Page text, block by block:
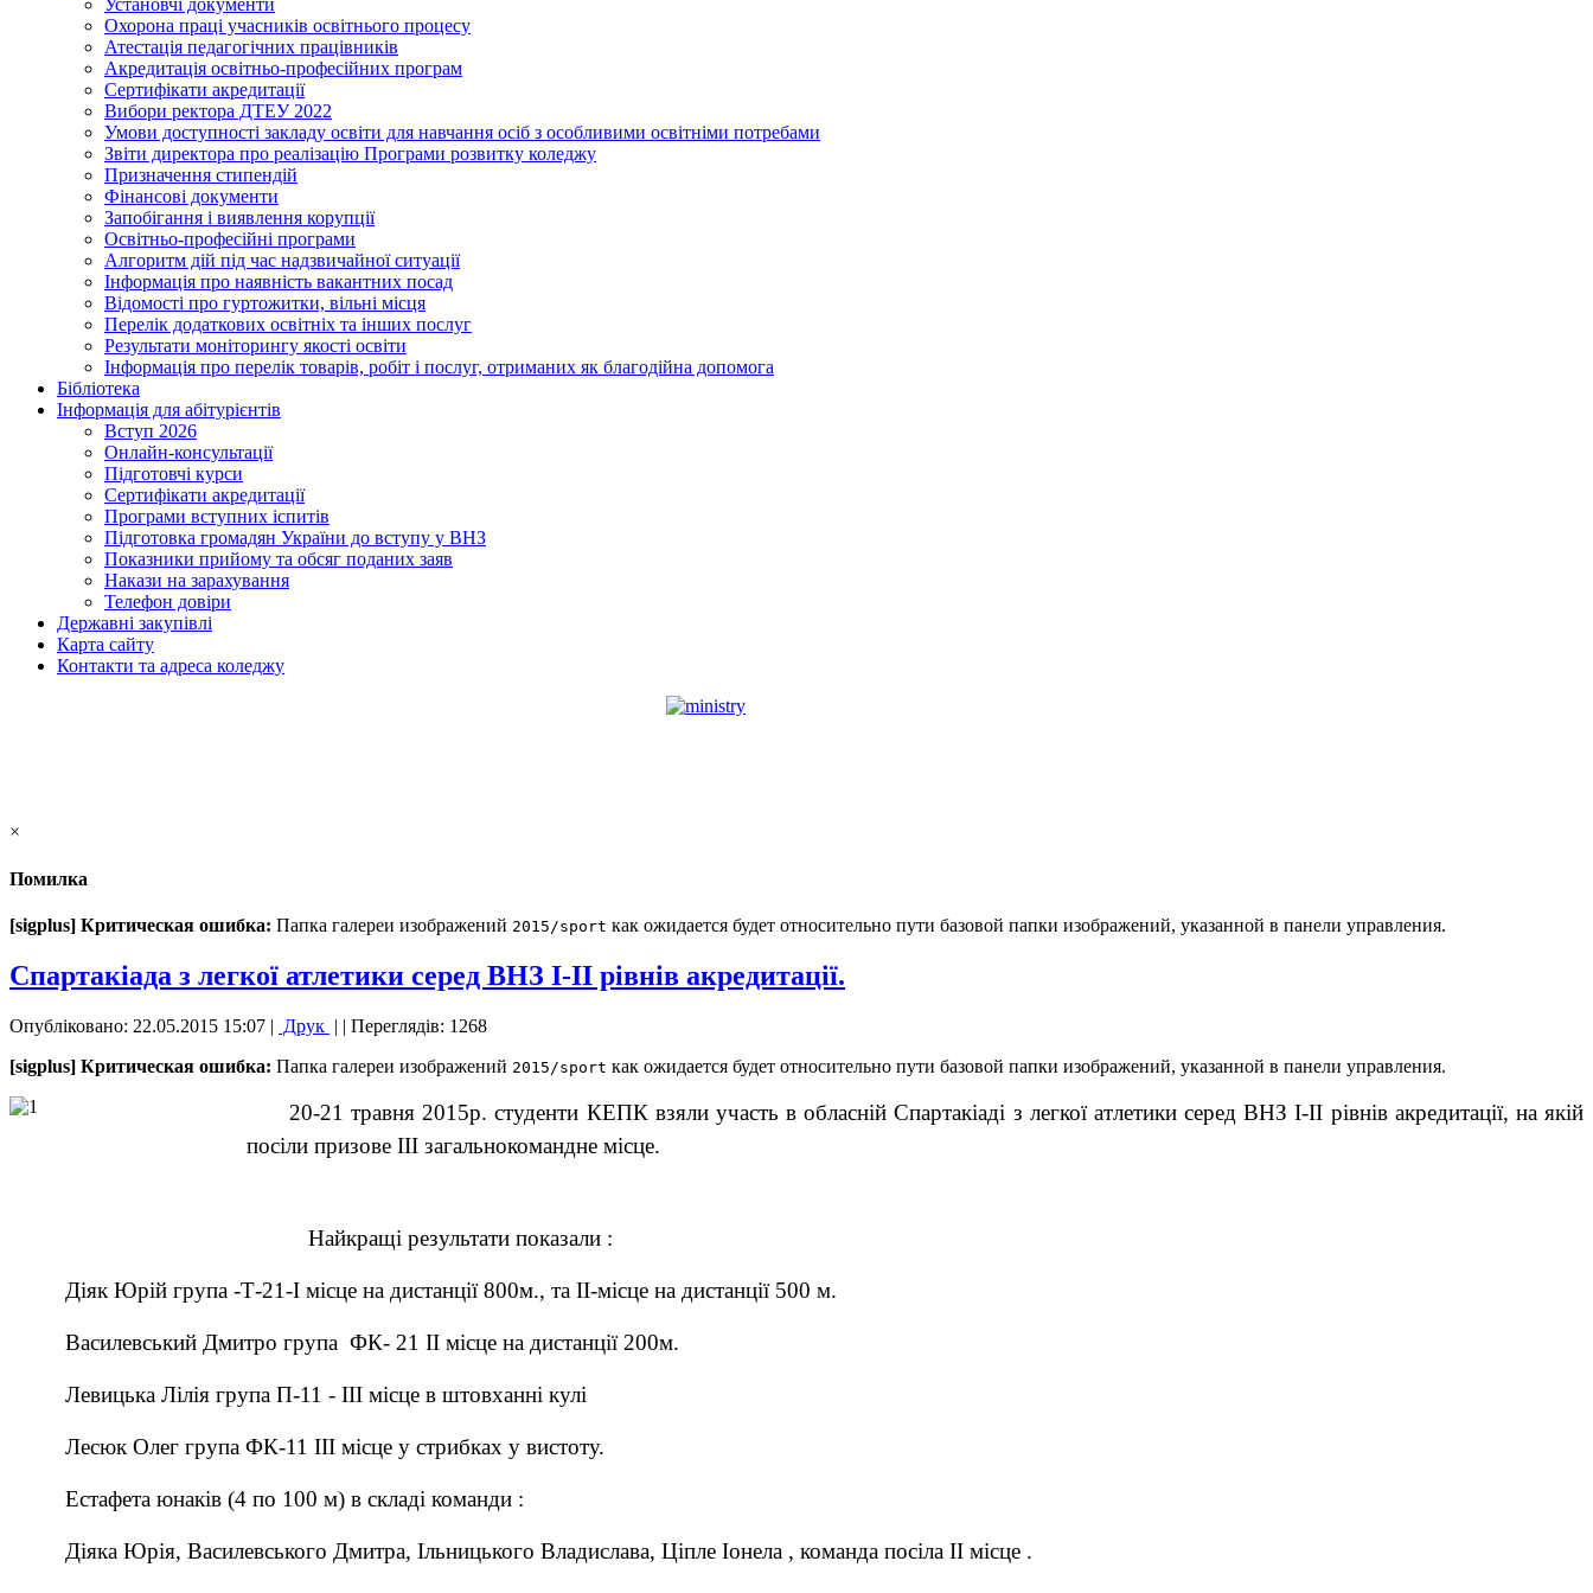
Установчі документи
Охорона праці учасників освітнього процесу
Атестація педагогічних працівників
Акредитація освітньо-професійних програм
Сертифікати акредитації
Вибори ректора ДТЕУ 2022
Умови доступності закладу освіти для навчання осіб з особливими освітніми потребами
Звіти директора про реалізацію Програми розвитку коледжу
Призначення стипендій
Фінансові документи
Запобігання і виявлення корупції
Освітньо-професійні програми
Алгоритм дій під час надзвичайної ситуації
Інформація про наявність вакантних посад
Відомості про гуртожитки, вільні місця
Перелік додаткових освітніх та інших послуг
Результати моніторингу якості освіти
Інформація про перелік товарів, робіт і послуг, отриманих як благодійна допомога
Бібліотека
Інформація для абітурієнтів
Вступ 2026
Онлайн-консультації
Підготовчі курси
Сертифікати акредитації
Програми вступних іспитів
Підготовка громадян України до вступу у ВНЗ
Показники прийому та обсяг поданих заяв
Накази на зарахування
Телефон довіри
Державні закупівлі
Карта сайту
Контакти та адреса коледжу
×
Помилка
[sigplus] Критическая ошибка: Папка галереи изображений 2015/sport как ожидается будет относительно пути базовой папки изображений, указанной в панели управления.
Спартакіада з легкої атлетики серед ВНЗ І-ІІ рівнів акредитації.
Опубліковано: 22.05.2015 15:07 | Друк | | Переглядів: 1268
[sigplus] Критическая ошибка: Папка галереи изображений 2015/sport как ожидается будет относительно пути базовой папки изображений, указанной в панели управления.
20-21 травня 2015р. студенти КЕПК взяли участь в обласній Спартакіаді з легкої атлетики серед ВНЗ І-ІІ рівнів акредитації, на якій
посіли призове ІІІ загальнокомандне місце.
Найкращі результати показали :
Діяк Юрій група -Т-21-І місце на дистанції 800м., та ІІ-місце на дистанції 500 м.
Василевський Дмитро група ФК- 21 ІІ місце на дистанції 200м.
Левицька Лілія група П-11 - ІІІ місце в штовханні кулі
Лесюк Олег група ФК-11 ІІІ місце у стрибках у вистоту.
Естафета юнаків (4 по 100 м) в складі команди :
Діяка Юрія, Василевського Дмитра, Ільницького Владислава, Ціпле Іонела , команда посіла ІІ місце .